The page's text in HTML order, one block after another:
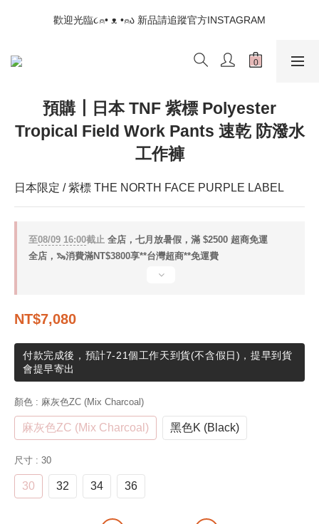
📣如果遇到結帳沒有反應，請另開瀏覽器 (不要直接從ig連結網站
下單)
歡迎光臨૮⍝• ᴥ •⍝ა 新品請追蹤官方INSTAGRAM
📣如果遇到結帳沒有反應，請另開瀏覽器 (不要直接從ig連結網站
預購┃日本 TNF 紫標 Polyester
Tropical Field Work Pants 速乾 防潑水
工作褲
日本限定 / 紫標 THE NORTH FACE PURPLE LABEL
至08/09 16:00截止 全店，七月放暑假，滿 $2500 超商免運
全店，🦦消費滿NT$3800享**台灣超商**免運費
NT$7,080
付款完成後，預計7-21個工作天到貨(不含假日)，提早到貨
會提早寄出
顏色 : 麻灰色ZC (Mix Charcoal)
麻灰色ZC (Mix Charcoal) 黑色K (Black)
尺寸 : 30
30 32 34 36